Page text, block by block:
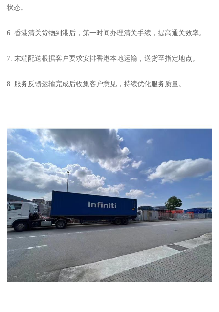
状态。
6. 香港清关货物到港后，第一时间办理清关手续，提高通关效率。
7. 末端配送根据客户要求安排香港本地运输，送货至指定地点。
8. 服务反馈运输完成后收集客户意见，持续优化服务质量。